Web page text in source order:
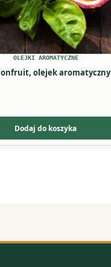
OLEJKI AROMATYCZNE
olejek aromatyczny
Dodaj do koszyka